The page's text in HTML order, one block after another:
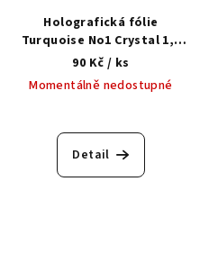
Holografická fólie
Turquoise No1 Crystal 1,5
m.
90 Kč / ks
Momentálně nedostupné
Detail